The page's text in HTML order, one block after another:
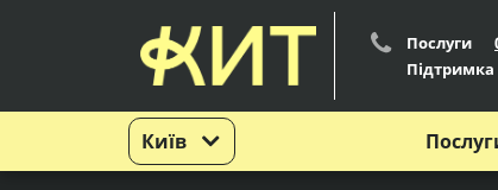
Київ
Послуги
Підтримка